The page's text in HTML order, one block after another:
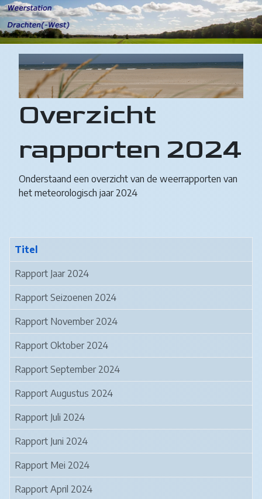
Overzicht
rapporten 2024
Onderstaand een overzicht van de weerrapporten van
het meteorologisch jaar 2024
Titel
Rapport Jaar 2024
Rapport Seizoenen 2024
Rapport November 2024
Rapport Oktober 2024
Rapport September 2024
Rapport Augustus 2024
Rapport Juli 2024
Rapport Juni 2024
Rapport Mei 2024
Rapport April 2024